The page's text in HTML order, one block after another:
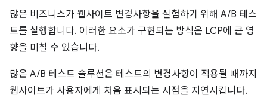
많은 비즈니스가 웹사이트 변경사항을 실험하기 위해 A/B 테스
트를 실행합니다. 이러한 요소가 구현되는 방식은 LCP에 큰 영
향을 미칠 수 있습니다.
많은 A/B 테스트 솔루션은 테스트의 변경사항이 적용될 때까지
웹사이트가 사용자에게 처음 표시되는 시점을 지연시킵니다.